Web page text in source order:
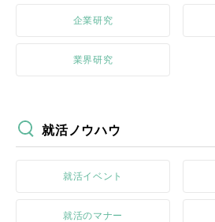
企業研究
業界研究
就活ノウハウ
就活イベント
就活のマナー